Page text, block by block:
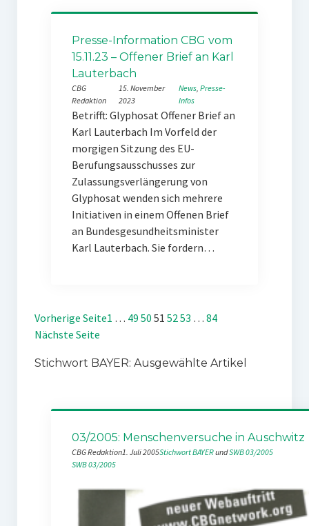
Presse-Information CBG vom
15.11.23 – Offener Brief an Karl
Lauterbach
CBG
Redaktion
15. November
2023
News, Presse-
Infos
Betrifft: Glyphosat Offener Brief an
Karl Lauterbach Im Vorfeld der
morgigen Sitzung des EU-
Berufungsausschusses zur
Zulassungsverlängerung von
Glyphosat wenden sich mehrere
Initiativen in einem Offenen Brief
an Bundesgesundheitsminister
Karl Lauterbach. Sie fordern…
Vorherige Seite1 … 49 50 51 5253 … 84
Nächste Seite
Stichwort BAYER: Ausgewählte Artikel
03/2005: Menschenversuche in Auschwitz
CBG Redaktion1. Juli 2005Stichwort BAYER und SWB 03/2005
SWB 03/2005